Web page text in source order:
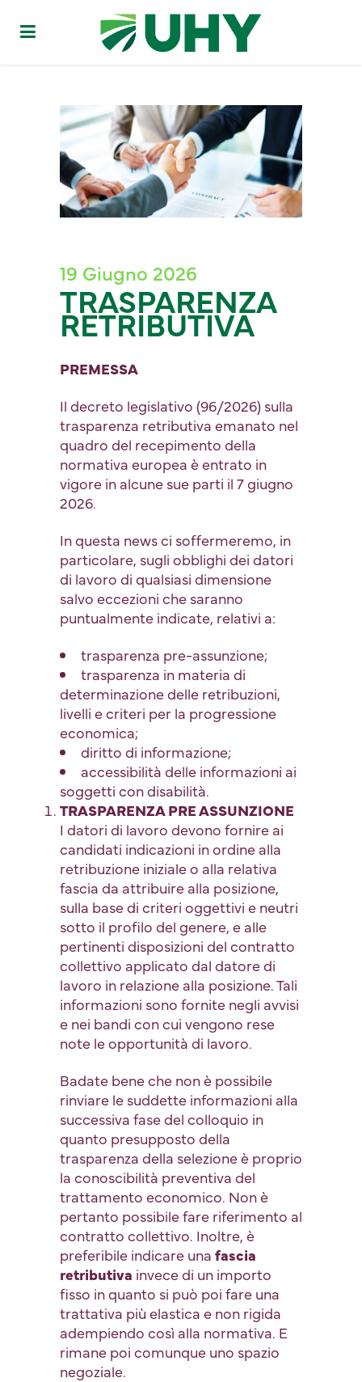
19 Giugno 2026
TRASPARENZA
RETRIBUTIVA
PREMESSA
Il decreto legislativo (96/2026) sulla
trasparenza retributiva emanato nel
quadro del recepimento della
normativa europea è entrato in
vigore in alcune sue parti il 7 giugno
2026.
In questa news ci soffermeremo, in
particolare, sugli obblighi dei datori
di lavoro di qualsiasi dimensione
salvo eccezioni che saranno
puntualmente indicate, relativi a:
trasparenza pre-assunzione;
trasparenza in materia di
determinazione delle retribuzioni,
livelli e criteri per la progressione
economica;
diritto di informazione;
accessibilità delle informazioni ai
soggetti con disabilità.
TRASPARENZA PRE ASSUNZIONE
I datori di lavoro devono fornire ai
candidati indicazioni in ordine alla
retribuzione iniziale o alla relativa
fascia da attribuire alla posizione,
sulla base di criteri oggettivi e neutri
sotto il profilo del genere, e alle
pertinenti disposizioni del contratto
collettivo applicato dal datore di
lavoro in relazione alla posizione. Tali
informazioni sono fornite negli avvisi
e nei bandi con cui vengono rese
note le opportunità di lavoro.
Badate bene che non è possibile
rinviare le suddette informazioni alla
successiva fase del colloquio in
quanto presupposto della
trasparenza della selezione è proprio
la conoscibilità preventiva del
trattamento economico. Non è
pertanto possibile fare riferimento al
contratto collettivo. Inoltre, è
preferibile indicare una fascia
retributiva invece di un importo
fisso in quanto si può poi fare una
trattativa più elastica e non rigida
adempiendo così alla normativa. E
rimane poi comunque uno spazio
negoziale.